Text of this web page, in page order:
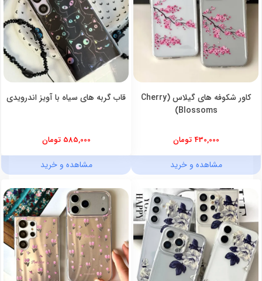
کاور شکوفه های گیلاس (Cherry
Blossoms)
430,000 تومان
مشاهده و خرید
قاب گربه های سیاه با آویز اندرویدی
585,000 تومان
مشاهده و خرید